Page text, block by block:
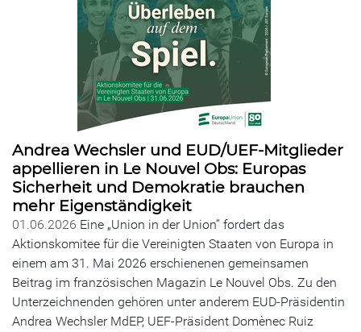
Andrea Wechsler und EUD/UEF-Mitglieder
appellieren in Le Nouvel Obs: Europas
Sicherheit und Demokratie brauchen
mehr Eigenständigkeit
01.06.2026 Eine „Union in der Union“ fordert das
Aktionskomitee für die Vereinigten Staaten von Europa in
einem am 31. Mai 2026 erschienenen gemeinsamen
Beitrag im französischen Magazin Le Nouvel Obs. Zu den
Unterzeichnenden gehören unter anderem EUD-Präsidentin
Andrea Wechsler MdEP, UEF-Präsident Domènec Ruiz